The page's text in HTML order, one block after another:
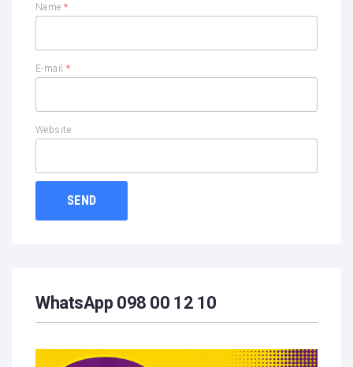
Name*
E-mail*
Website
WhatsApp 098 00 12 10